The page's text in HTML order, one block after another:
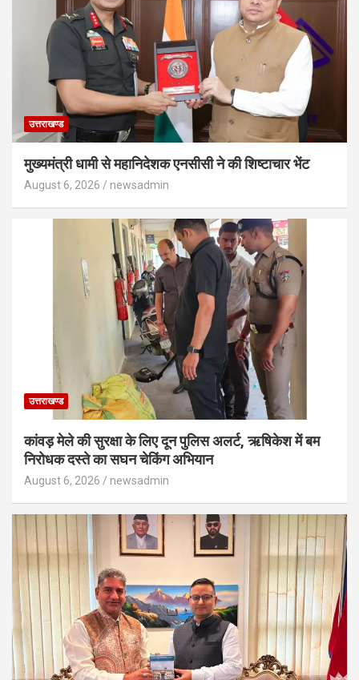
उत्तराखण्ड
मुख्यमंत्री धामी से महानिदेशक एनसीसी ने की शिष्टाचार भेंट
August 6, 2026 newsadmin
उत्तराखण्ड
कांवड़ मेले की सुरक्षा के लिए दून पुलिस अलर्ट, ऋषिकेश में बम
निरोधक दस्ते का सघन चेकिंग अभियान
August 6, 2026 newsadmin